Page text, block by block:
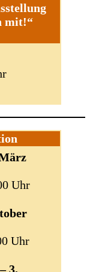
mit!“
Uhr
Uhr
3.